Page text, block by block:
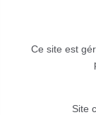
Ce site est
Site